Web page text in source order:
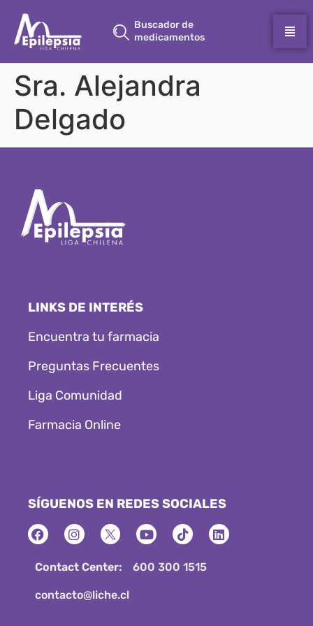
Buscador de
medicamentos
Sra. Alejandra
Delgado
LINKS DE INTERÉS
Encuentra tu farmacia
Preguntas Frecuentes
Liga Comunidad
Farmacia Online
SÍGUENOS EN REDES SOCIALES
Contact Center: 600 300 1515
contacto@liche.cl